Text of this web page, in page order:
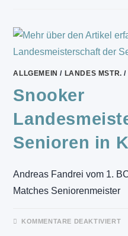
ALLGEMEIN / LANDES MSTR. /
Snooker
Senioren in
Andreas Fandrei vom 1.
Matches Seniorenmeister
KOMMENTARE DEAKTIVIERT